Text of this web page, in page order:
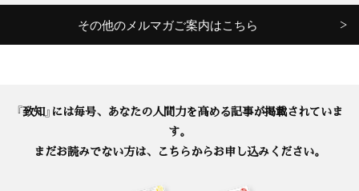
その他のメルマガご案内はこちら
『致知』には毎号、あなたの人間力を高める記事が掲載されていま
す。
まだお読みでない方は、こちらからお申し込みください。